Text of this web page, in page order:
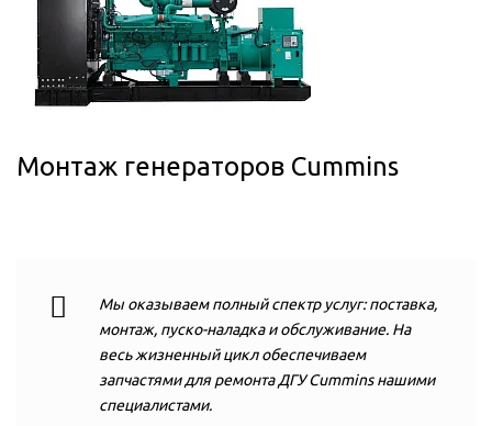
Монтаж генераторов Cummins
Мы оказываем полный спектр услуг: поставка,
монтаж, пуско-наладка и обслуживание. На
весь жизненный цикл обеспечиваем
запчастями для ремонта ДГУ Cummins нашими
специалистами.